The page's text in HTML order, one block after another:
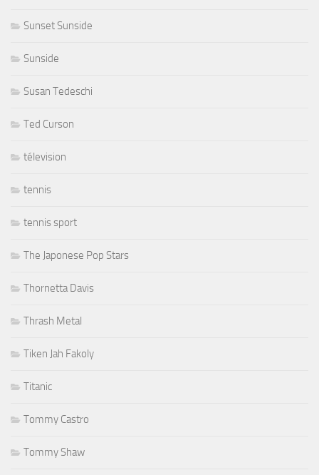
Sunset Sunside
Sunside
Susan Tedeschi
Ted Curson
télevision
tennis
tennis sport
The Japonese Pop Stars
Thornetta Davis
Thrash Metal
Tiken Jah Fakoly
Titanic
Tommy Castro
Tommy Shaw